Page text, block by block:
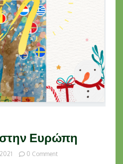
Ευρώπη
0 Commenton